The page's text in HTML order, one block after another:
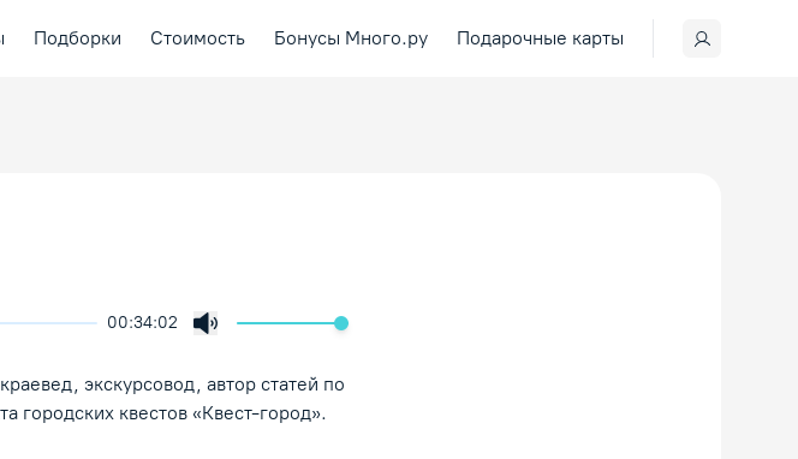
Подборки Стоимость Бонусы Много.ру Подарочные карты
00:34:02
экскурсовод, автор статей по
городских квестов «Квест-город».